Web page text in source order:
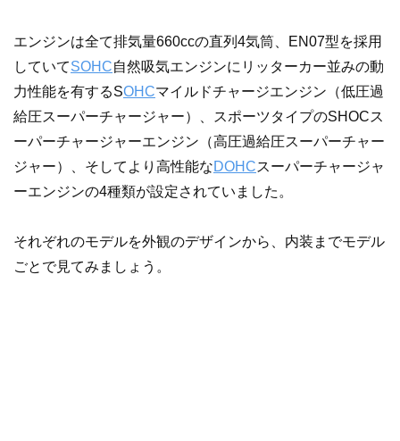
エンジンは全て排気量660ccの直列4気筒、EN07型を採用
していてSOHC自然吸気エンジンにリッターカー並みの動
力性能を有するSOHCマイルドチャージエンジン（低圧過
給圧スーパーチャージャー）、スポーツタイプのSHOCス
ーパーチャージャーエンジン（高圧過給圧スーパーチャー
ジャー）、そしてより高性能なDOHCスーパーチャージャ
ーエンジンの4種類が設定されていました。
それぞれのモデルを外観のデザインから、内装までモデル
ごとで見てみましょう。